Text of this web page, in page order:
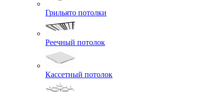
Грильято потолки
Реечный потолок
Кассетный потолок